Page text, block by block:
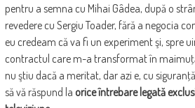
pentru a semna cu Mihai Gâdea, după o
revedere cu Sergiu Toader, fără a negocia
eu credeam că va fi un experiment şi, spre
contractul care m-a transformat în
nu ştiu dacă a meritat, dar azi e, cu
să vă răspund la orice întrebare legată